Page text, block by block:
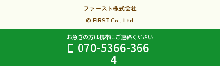
お急ぎの方は携帯にご連絡ください
070-5366-366
4
ファースト株式会社
© FIRST Co., Ltd.